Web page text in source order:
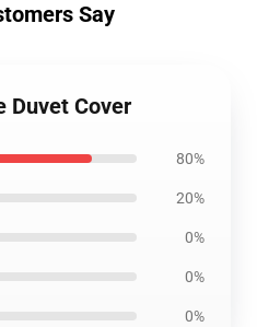
Say
Duvet Cover
80%
20%
0%
0%
0%